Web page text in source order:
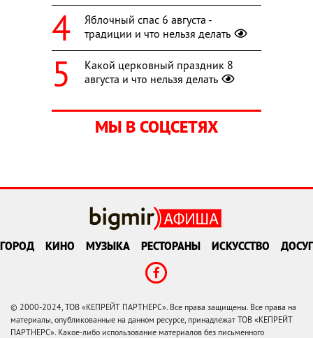
Яблочный спас 6 августа -
традиции и что нельзя делать
Какой церковный праздник 8
августа и что нельзя делать
МЫ В СОЦСЕТЯХ
ГОРОД КИНО МУЗЫКА РЕСТОРАНЫ ИСКУССТВО ДОСУГ
© 2000-2024, ТОВ «КЕПРЕЙТ ПАРТНЕРС». Все права защищены. Все права на
материалы, опубликованные на данном ресурсе, принадлежат ТОВ «КЕПРЕЙТ
ПАРТНЕРС». Какое-либо использование материалов без письменного